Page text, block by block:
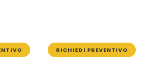
RICHIEDI PREVENTIVO